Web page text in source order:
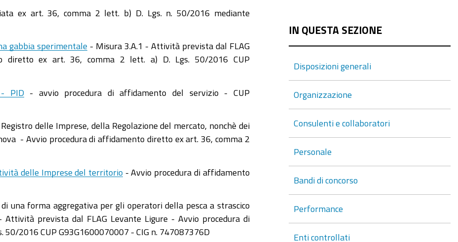
ex art. 36, comma 2 lett. b) D. Lgs. n. 50/2016 mediante
gabbia sperimentale - Misura 3.A.1 - Attività prevista dal FLAG
diretto ex art. 36, comma 2 lett. a) D. Lgs. 50/2016 CUP
PID - avvio procedura di affidamento del servizio - CUP
delle Imprese, della Regolazione del mercato, nonchè dei
- Avvio procedura di affidamento diretto ex art. 36, comma 2
delle Imprese del territorio - Avvio procedura di affidamento
di una forma aggregativa per gli operatori della pesca a strascico
prevista dal FLAG Levante Ligure - Avvio procedura di
2016 CUP G93G1600070007 - CIG n. 747087376D
IN QUESTA SEZIONE
Disposizioni generali
Organizzazione
Consulenti e collaboratori
Personale
Bandi di concorso
Performance
Enti controllati